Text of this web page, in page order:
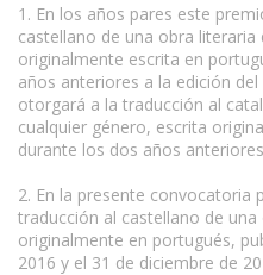
1. En los años pares este
castellano de una obra literaria
originalmente escrita en
años anteriores a la edición
otorgará a la traducción al
cualquier género, escrita
durante los dos años
2. En la presente
traducción al castellano de
originalmente en portugués,
2016 y el 31 de diciembre de